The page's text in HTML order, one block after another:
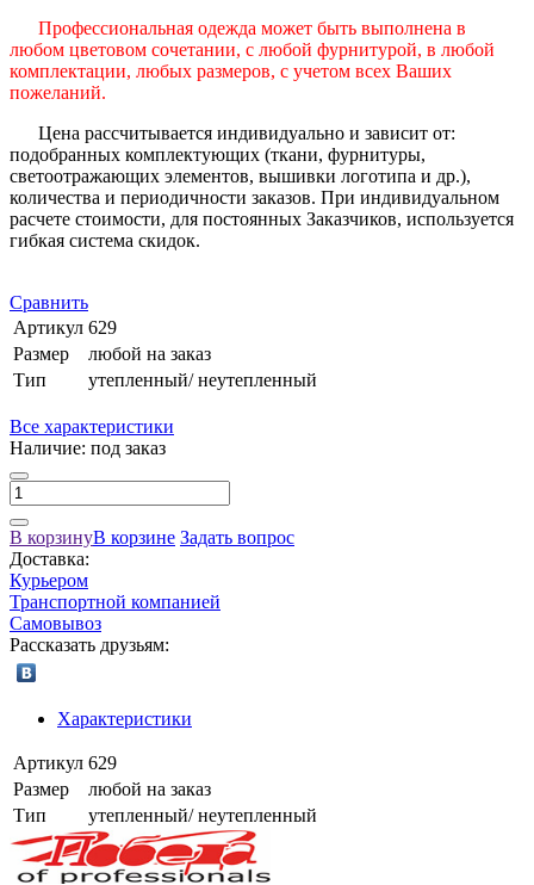
Профессиональная одежда может быть выполнена в
любом цветовом сочетании, с любой фурнитурой, в любой
комплектации, любых размеров, с учетом всех Ваших
пожеланий.
Цена рассчитывается индивидуально и зависит от:
подобранных комплектующих (ткани, фурнитуры,
светоотражающих элементов, вышивки логотипа и др.),
количества и периодичности заказов. При индивидуальном
расчете стоимости, для постоянных Заказчиков, используется
гибкая система скидок.
Сравнить
Артикул 629
Размер
любой на заказ
Тип
утепленный/ неутепленный
Все характеристики
Наличие: под заказ
В корзинуВ корзине Задать вопрос
Доставка:
Курьером
Транспортной компанией
Самовывоз
Рассказать друзьям:
Характеристики
Артикул 629
Размер
любой на заказ
Тип
утепленный/ неутепленный